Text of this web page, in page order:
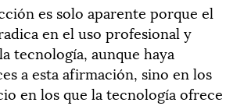
es solo aparente porque el
en el uso profesional y
tecnología, aunque haya
a esta afirmación, sino en los
en los que la tecnología ofrece